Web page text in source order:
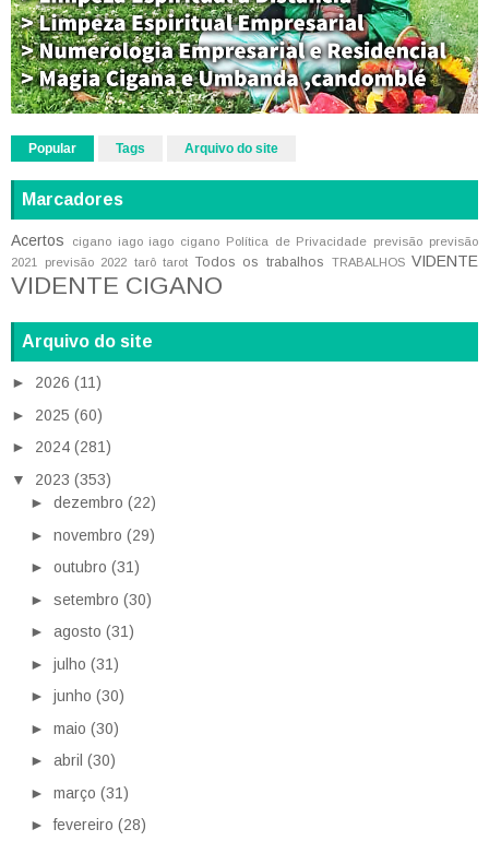
Popular Tags Arquivo do site
Marcadores
Acertos cigano iago iago cigano Política de Privacidade previsão previsão
2021
previsão 2022 tarô tarot Todos os trabalhos TRABALHOS VIDENTE
VIDENTE CIGANO
Arquivo do site
► 2026 (11)
► 2025 (60)
► 2024 (281)
▼ 2023 (353)
► dezembro (22)
► novembro (29)
► outubro (31)
► setembro (30)
► agosto (31)
► julho (31)
► junho (30)
► maio (30)
► abril (30)
► março (31)
►fevereiro (28)